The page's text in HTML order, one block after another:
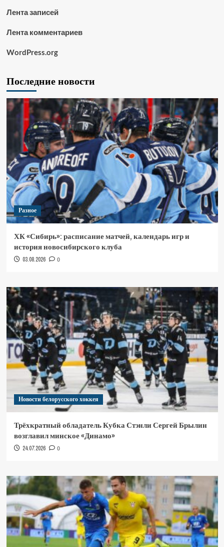
Лента записей
Лента комментариев
WordPress.org
Последние новости
Разное
ХК «Сибирь»: расписание матчей, календарь игр и
история новосибирского клуба
03.08.2026 0
Новости белорусского хоккея
Трёхкратный обладатель Кубка Стэнли Сергей Брылин
возглавил минское «Динамо»
24.07.2026 0